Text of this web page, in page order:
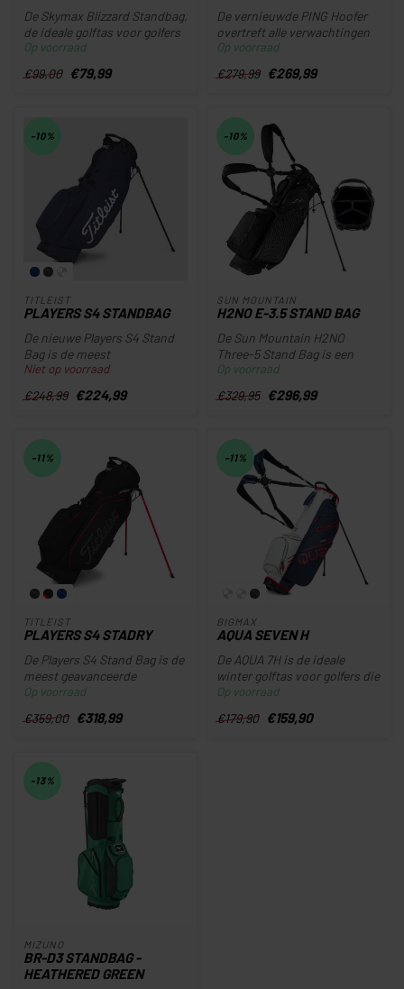
De Skymax Blizzard Standbag,
de ideale golftas voor golfers
die lichtgewicht, co...
Op voorraad
€99,00 €79,99
De vernieuwde PING Hoofer
overtreft alle verwachtingen
met innovatieve verbeteri...
Op voorraad
€279,99 €269,99
-10%
TITLEIST
PLAYERS S4 STANDBAG
De nieuwe Players S4 Stand
Bag is de meest
geavanceerde standbag
Niet op voorraad
€248,99 €224,99
-10%
SUN MOUNTAIN
H2NO E-3.5 STAND BAG
De Sun Mountain H2NO
Three-5 Stand Bag is een
moderne uitvoering van de
Op voorraad
€329,95 €296,99
-11%
TITLEIST
PLAYERS S4 STADRY
De Players S4 Stand Bag is de
meest geavanceerde
standbag uit de Players-serie.
Op voorraad
€359,00 €318,99
-11%
BIGMAX
AQUA SEVEN H
De AQUA 7H is de ideale
winter golftas voor golfers die
hun tas graag dragen. Da...
Op voorraad
€179,90 €159,90
-13%
MIZUNO
BR-D3 STANDBAG -
HEATHERED GREEN